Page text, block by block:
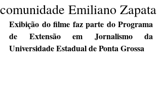
comunidade Emiliano Zapata
Exibição do filme faz parte do Programa
de Extensão em Jornalismo da
Universidade Estadual de Ponta Grossa